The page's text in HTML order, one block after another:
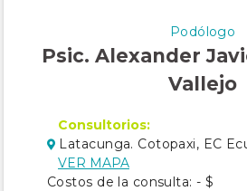
Podólogo
Psic. Alexander
Vallejo
Consultorios:
Latacunga. Cotopaxi, EC
VER MAPA
Costos de la consulta: - $